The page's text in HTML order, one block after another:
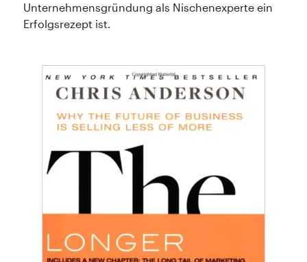
Unternehmensgründung als Nischenexperte ein
Erfolgsrezept ist.